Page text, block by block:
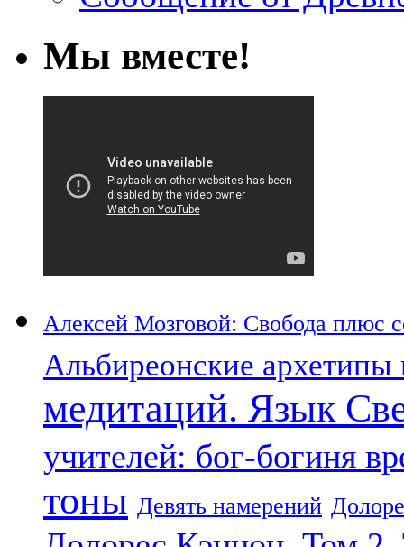
Мы вместе!
Алексей Мозговой: Свобода плюс
Альбиреонские
медитаций. Язык
учителей: бог-богиня
тоны Девять намерений